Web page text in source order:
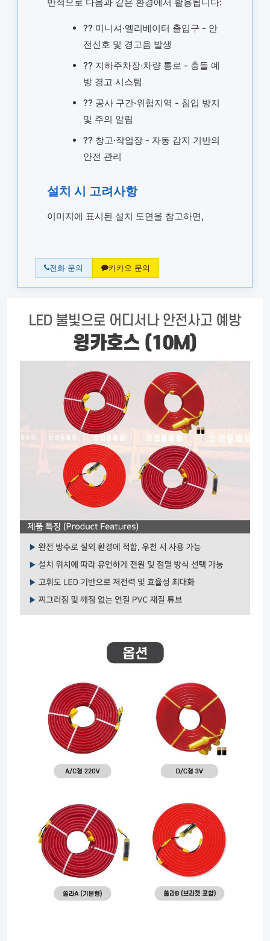
?? 미니셔·엘리베이터 출입구 - 안
전신호 및 경고음 발생
?? 지하주차장·차량 통로 - 충돌 예
방 경고 시스템
?? 공사 구간·위험지역 - 침입 방지
및 주의 알림
?? 창고·작업장 - 자동 감지 기반의
안전 관리
설치 시 고려사항
이미지에 표시된 설치 도면을 참고하면,
전화 문의 카카오 문의